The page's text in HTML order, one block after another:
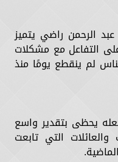
الرحمن راضي يتميز
التفاعل مع مشكلات
لم ينقطع يومًا منذ
يحظى بتقدير واسع
التي تابعت